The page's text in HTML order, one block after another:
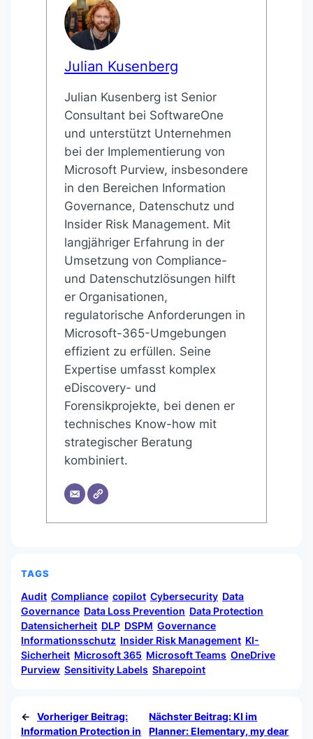
Julian Kusenberg
Julian Kusenberg ist Senior
Consultant bei SoftwareOne
und unterstützt Unternehmen
bei der Implementierung von
Microsoft Purview, insbesondere
in den Bereichen Information
Governance, Datenschutz und
Insider Risk Management. Mit
langjähriger Erfahrung in der
Umsetzung von Compliance-
und Datenschutzlösungen hilft
er Organisationen,
regulatorische Anforderungen in
Microsoft-365-Umgebungen
effizient zu erfüllen. Seine
Expertise umfasst komplex
eDiscovery- und
Forensikprojekte, bei denen er
technisches Know-how mit
strategischer Beratung
kombiniert.
TAGS
Audit Compliance copilot Cybersecurity Data
Governance Data Loss Prevention Data Protection
Datensicherheit DLP DSPM Governance
Informationsschutz Insider Risk Management KI-
Sicherheit Microsoft 365 Microsoft Teams OneDrive
Purview Sensitivity Labels Sharepoint
←
Vorheriger Beitrag:
Information Protection in
Nächster Beitrag:KI im
Planner: Elementary, my dear